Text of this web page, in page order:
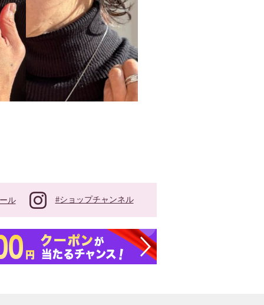
ル #ショップチャンネル